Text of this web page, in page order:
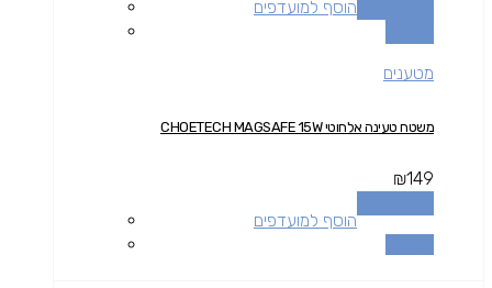
הוסף למועדפים
מטענים
משטח טעינה אלחוטי CHOETECH MAGSAFE 15W
₪149
הוסף למועדפים